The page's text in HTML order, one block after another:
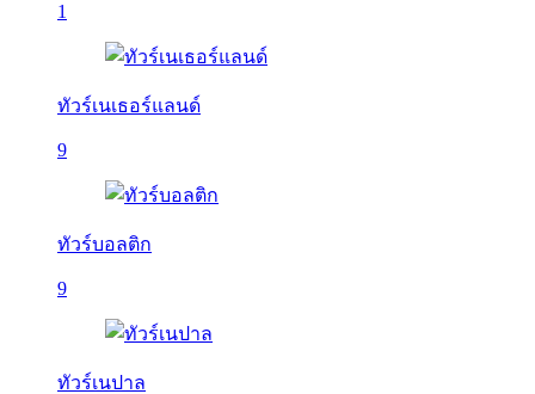
1
ทัวร์เนเธอร์แลนด์
9
ทัวร์บอลติก
9
ทัวร์เนปาล